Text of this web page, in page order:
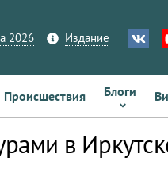
2026 Издание
Происшествия Блоги
в